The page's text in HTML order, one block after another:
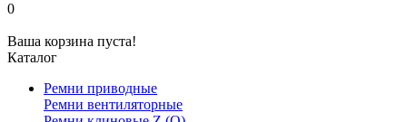
0
Ваша корзина пуста!
Каталог
Ремни приводные
Ремни вентиляторные